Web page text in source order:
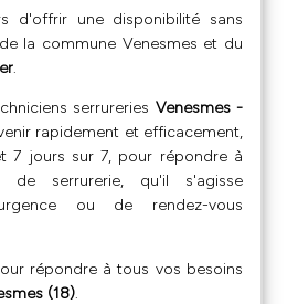
d'offrir une disponibilité sans
la commune Venesmes et du
.
serrureries Venesmes -
rapidement et efficacement,
7 jours sur 7, pour répondre à
de serrurerie, qu'il s'agisse
ou de rendez-vous
répondre à tous vos besoins
(18).